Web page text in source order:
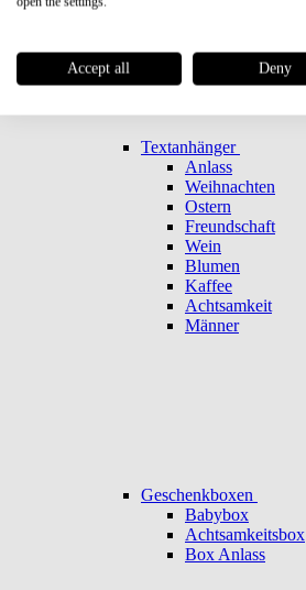
Textanhänger
Anlass
Weihnachten
Ostern
Freundschaft
Wein
Blumen
Kaffee
Achtsamkeit
Männer
Geschenkboxen
Babybox
Achtsamkeitsbox
Box Anlass
Accept all Deny